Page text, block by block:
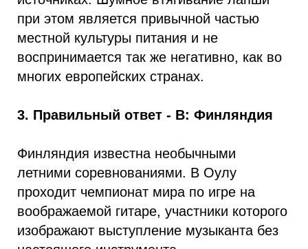
при этом является привычной частью
местной культуры питания и не
воспринимается так же негативно, как во
многих европейских странах.
3. Правильный ответ - В: Финляндия
Финляндия известна необычными
летними соревнованиями. В Оулу
проходит чемпионат мира по игре на
воображаемой гитаре, участники которого
изображают выступление музыканта без